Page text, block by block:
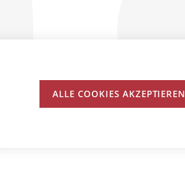
ALLE COOKIES AKZEPTIEREN